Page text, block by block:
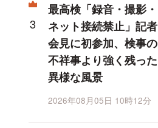
最高検「録音・撮影・
ネット接続禁止」記者
会見に初参加、検事の
不祥事より強く残った
異様な風景
2026年08月05日 10時12分